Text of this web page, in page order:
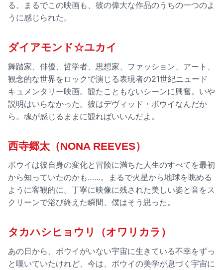
る。まるでこの映画も、彼の偉大な作品のうちの一つのよ
うに感じられた。
ダイアモンド☆ユカイ
舞踏家、俳優、哲学者、思想家、ファッション、アート、
観念的な世界をロックで演じる表現者の21世紀ニュード
キュメンタリー映画。観たこともないシーンに興奮。いや
説明はいらなかった。彼はデヴィッド・ボウイなんだか
ら。魂が感じるままに観ればいいんだよ。
西寺郷太（NONA REEVES）
ボウイは彼自身の変化と冒険に満ちた人生のすべてを最初
から知っていたのかも……。まるで火星から地球を眺める
ように客観的に。丁寧に映像に残された美しい姿と音をス
クリーンで浴び終えた瞬間、僕はそう思った。
タカハシヒョウリ（オワリカラ）
あの日から、ボウイがいない宇宙に生きている不幸をずっ
と嘆いていたけれど、今は、ボウイの美学が息づく宇宙に